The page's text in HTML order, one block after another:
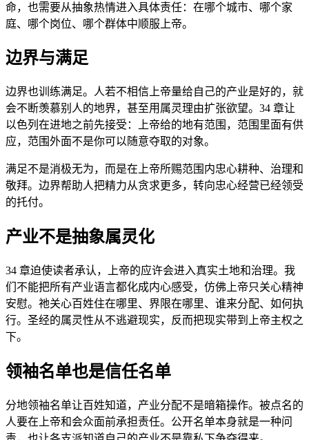
命，也需要从抽象热情进入具体责任：在哪个城市、哪个家
庭、哪个岗位、哪个群体中顺服上帝。
边界与满足
边界也训练满足。人若不相信上帝量给自己的产业是好的，就
会不断羡慕别人的地界，甚至用属灵理由扩张欲望。34 章让
以色列在进地之前先接受：上帝给的地有范围，范围里面有供
应，范围外面不是你可以随意夺取的对象。
满足不是消极无为，而是在上帝所赐范围内忠心耕种、治理和
敬拜。边界帮助人把精力从贪求更多，转向忠心经营已经领受
的托付。
产业不是抽象属灵化
34 章迫使读者承认，上帝的应许会进入真实土地和治理。我
们不能把所有产业语言都化成内心感受，仿佛上帝只关心精神
安慰。祂关心百姓住在哪里、界限在哪里、谁来分配、如何执
行。圣经的属灵性从不逃避现实，反而把现实带到上帝主权之
下。
领袖名单也是信任名单
分地领袖名单让百姓知道，产业分配不是暗箱操作。被点名的
人要在上帝和会众面前承担责任。公开名单本身就是一种问